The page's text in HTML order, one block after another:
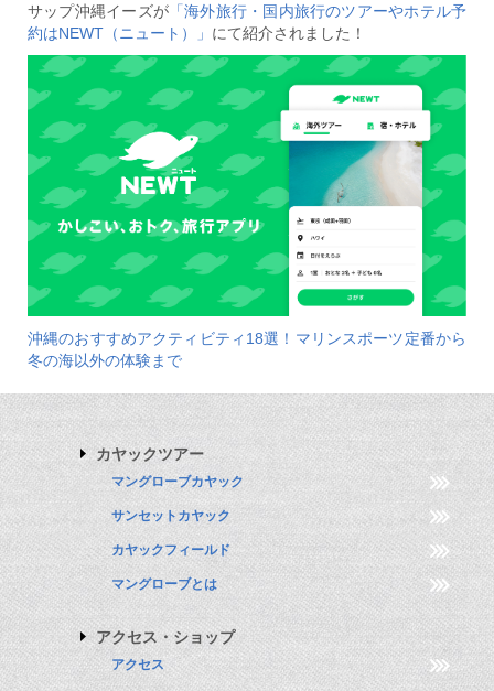
サップ沖縄イーズが 「海外旅行・国内旅行のツアーやホテル予
約はNEWT（ニュート）」 にて紹介されました！
沖縄のおすすめアクティビティ18選！マリンスポーツ定番から
冬の海以外の体験まで
カヤックツアー
マングローブカヤック
サンセットカヤック
カヤックフィールド
マングローブとは
アクセス・ショップ
アクセス